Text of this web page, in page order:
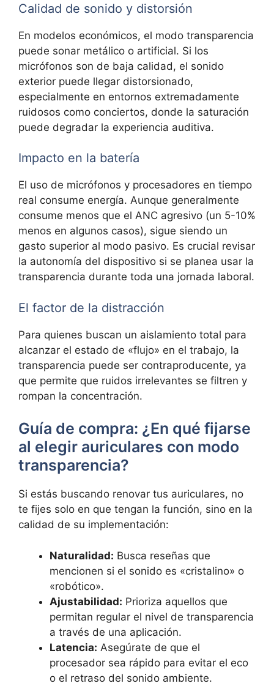
Calidad de sonido y distorsión
En modelos económicos, el modo transparencia
puede sonar metálico o artificial. Si los
micrófonos son de baja calidad, el sonido
exterior puede llegar distorsionado,
especialmente en entornos extremadamente
ruidosos como conciertos, donde la saturación
puede degradar la experiencia auditiva.
Impacto en la batería
El uso de micrófonos y procesadores en tiempo
real consume energía. Aunque generalmente
consume menos que el ANC agresivo (un 5-10%
menos en algunos casos), sigue siendo un
gasto superior al modo pasivo. Es crucial revisar
la autonomía del dispositivo si se planea usar la
transparencia durante toda una jornada laboral.
El factor de la distracción
Para quienes buscan un aislamiento total para
alcanzar el estado de «flujo» en el trabajo, la
transparencia puede ser contraproducente, ya
que permite que ruidos irrelevantes se filtren y
rompan la concentración.
Guía de compra: ¿En qué fijarse
al elegir auriculares con modo
transparencia?
Si estás buscando renovar tus auriculares, no
te fijes solo en que tengan la función, sino en la
calidad de su implementación:
Naturalidad: Busca reseñas que
mencionen si el sonido es «cristalino» o
«robótico».
Ajustabilidad: Prioriza aquellos que
permitan regular el nivel de transparencia
a través de una aplicación.
Latencia: Asegúrate de que el
procesador sea rápido para evitar el eco
o el retraso del sonido ambiente.